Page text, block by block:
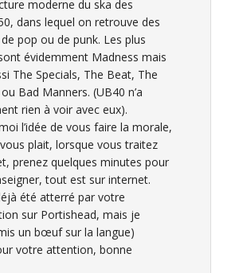
moderne du ska des
dans lequel on retrouve des
pop ou de punk. Les plus
évidemment Madness mais
The Specials, The Beat, The
Bad Manners. (UB40 n’a
rien à voir avec eux).
l’idée de vous faire la morale,
vous plait, lorsque vous traitez
prenez quelques minutes pour
tout est sur internet.
été atterré par votre
sur Portishead, mais je
un bœuf sur la langue)
votre attention, bonne